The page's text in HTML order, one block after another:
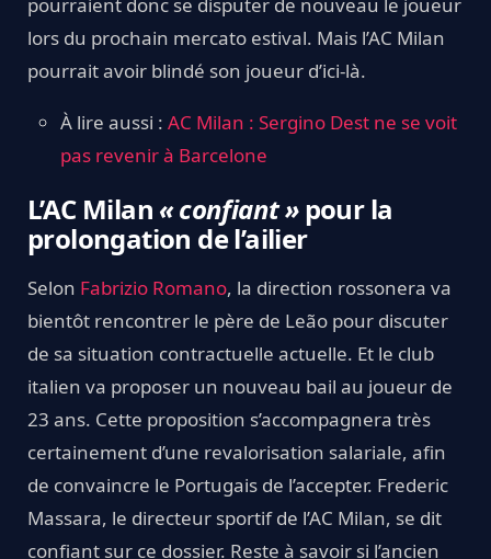
pourraient donc se disputer de nouveau le joueur
lors du prochain mercato estival. Mais l’AC Milan
pourrait avoir blindé son joueur d’ici-là.
À lire aussi : AC Milan : Sergino Dest ne se voit
pas revenir à Barcelone
L’AC Milan « confiant »pour la
prolongation de l’ailier
Selon Fabrizio Romano, la direction rossonera va
bientôt rencontrer le père de Leão pour discuter
de sa situation contractuelle actuelle. Et le club
italien va proposer un nouveau bail au joueur de
23 ans. Cette proposition s’accompagnera très
certainement d’une revalorisation salariale, afin
de convaincre le Portugais de l’accepter. Frederic
Massara, le directeur sportif de l’AC Milan, se dit
confiant sur ce dossier. Reste à savoir si l’ancien